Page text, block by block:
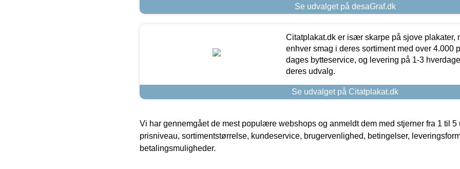
Se udvalget på desaGraf.dk
Citatplakat.dk er især skarpe på sjove plakater,
enhver smag i deres sortiment med over 4.000
dages bytteservice, og levering på 1-3
deres udvalg.
Se udvalget på Citatplakat.dk
Vi har gennemgået de mest populære webshops og anmeldt dem med stjerner fra 1 til 5
prisniveau, sortimentstørrelse, kundeservice, brugervenlighed, betingelser,
betalingsmuligheder.